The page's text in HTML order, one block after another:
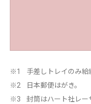
※1 手差しトレイのみ給
※2 日本郵便はがき。
※3
封筒はハート社レ